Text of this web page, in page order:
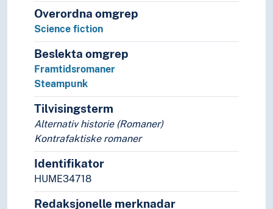
Polemikk
Sjangere
Navn, personer og skikkelser
Næringsliv og økonomi
Pedagogikk
Psykologi
Realfag
Religionsvitenskap
Rettsvitenskap
Samfunnsvitenskap
Språk
Tid i enheter, stadier og perioder
Overordna omgrep
Science fiction
Beslekta omgrep
Framtidsromaner
Steampunk
Tilvisingsterm
Alternativ historie (Romaner)
Kontrafaktiske romaner
Identifikator
HUME34718
Redaksjonelle merknadar